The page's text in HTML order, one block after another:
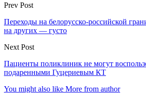
Prev Post
Переходы на белорусско-российской
на других — густо
Next Post
Пациенты поликлиник не могут
подаренными Гуцериевым КТ
You might also like More from author